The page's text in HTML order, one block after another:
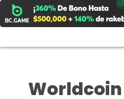
al
contenido